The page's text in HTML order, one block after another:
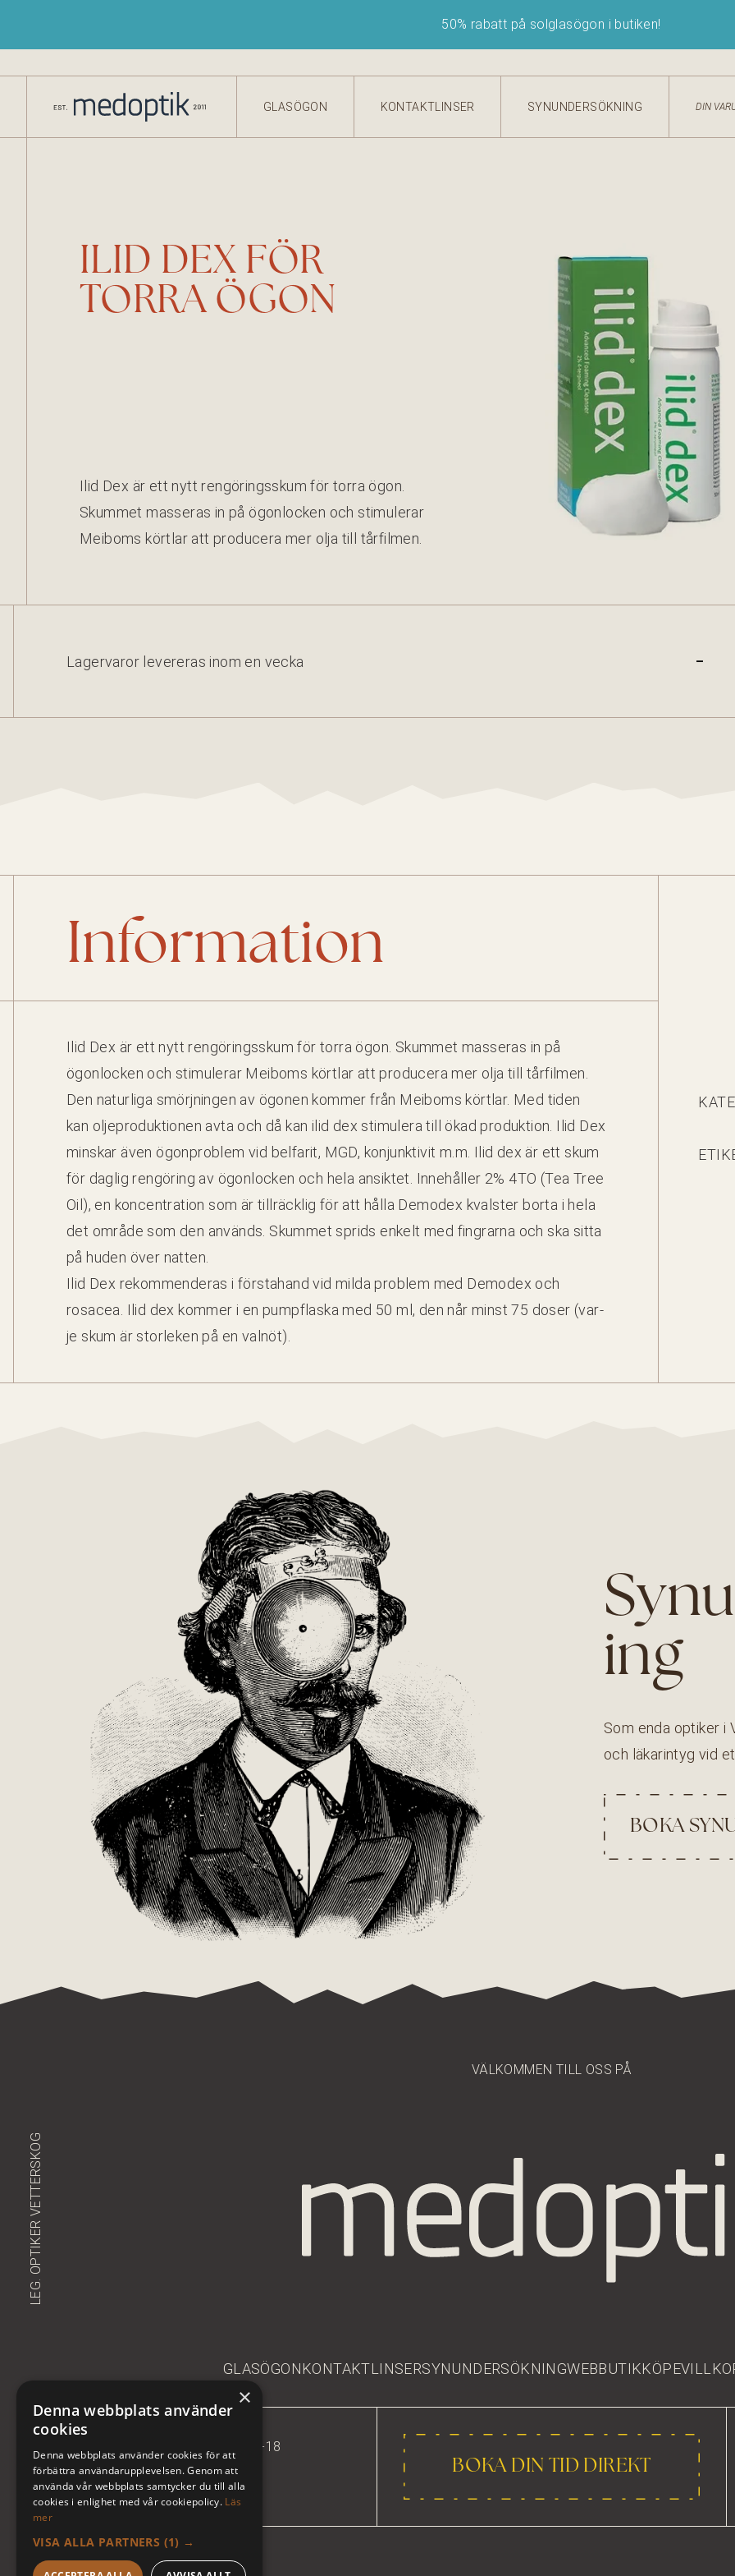
50% rabatt på sol­glasö­gon i butiken!
GLASÖGON KONTAKTLINSER SYNUNDERSÖKNING DIN
ILID DEX FÖR
TORRA ÖGON
Ilid Dex är ett nytt rengöringsskum för tor­ra ögon.
Skum­met masseras in på ögonlock­en och stim­uler­ar
Mei­boms kört­lar att pro­duc­era mer olja till tårfilmen.
Lager­varor lev­er­eras inom en vecka -
Infor­ma­tion
Ilid Dex är ett nytt rengöringsskum för tor­ra ögon. Skum­met masseras in på
ögonlock­en och stim­uler­ar Mei­boms kört­lar att pro­duc­era mer olja till tår­fil­men.
Den naturli­ga smör­jnin­gen av ögo­nen kom­mer från Mei­boms kört­lar. Med tiden
kan olje­pro­duk­tio­nen avta och då kan ilid dex stim­ulera till ökad pro­duk­tion. Ilid Dex
min­skar även ögonprob­lem vid bel­far­it, MGD, kon­junk­tiv­it m.m. Ilid dex är ett skum
för daglig rengöring av ögonlock­en och hela ansik­tet. Innehåller 2% 4TO (Tea Tree
Oil), en kon­cen­tra­tion som är till­räck­lig för att hål­la Demod­ex kval­ster bor­ta i hela
det område som den används. Skum­met sprids enkelt med fin­grar­na och ska sit­ta
på huden över natten.
Ilid Dex rek­om­menderas i första­hand vid mil­da prob­lem med Demod­ex och
rosacea. Ilid dex kom­mer i en pumpflas­ka med 50 ml, den når minst75 dos­er (var­
je skum är stor­leken på en valnöt).
ing
Som enda optik­er i
och läkar­in­tyg vid
BOKA
VÄLKOMMEN TILL OSS PÅ
LEG. OPTIKER VETTERSKOG
GLASÖGONKONTAKTLINSERSYNUNDERSÖKNINGWEBBUTIK
MÅNDAG - FREDAG: 10-18
LÖRDAG: 10-14
SÖNDAG: STÄNGT
BOKA DIN TID DIREKT
×
Denna webbplats använder
cookies
Denna webbplats använder cookies för att
förbättra användarupplevelsen. Genom att
använda vår webbplats samtycker du till alla
cookies i enlighet med vår cookiepolicy. Läs
mer
VISA ALLA PARTNERS (1) →